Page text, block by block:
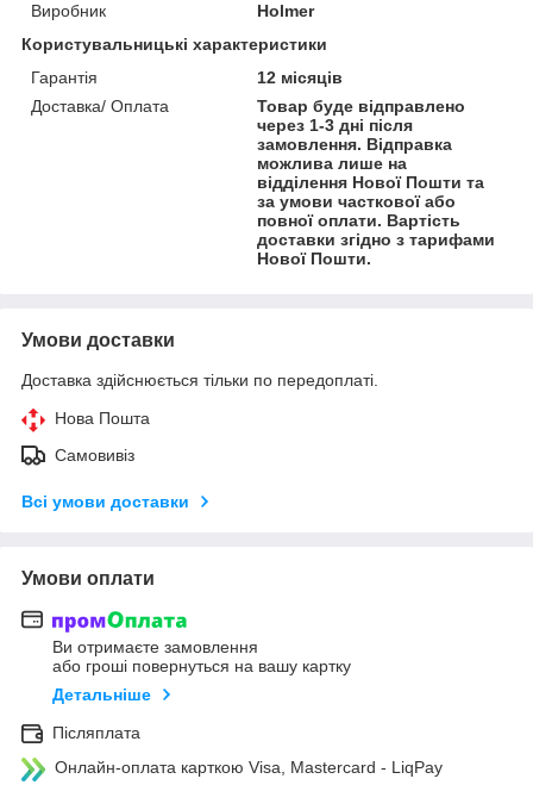
Виробник
Holmer
Користувальницькі характеристики
Гарантія
12 місяців
Доставка/ Оплата
Товар буде відправлено
через 1-3 дні після
замовлення. Відправка
можлива лише на
відділення Нової Пошти та
за умови часткової або
повної оплати. Вартість
доставки згідно з тарифами
Нової Пошти.
Умови доставки
Доставка здійснюється тільки по передоплаті.
Нова Пошта
Самовивіз
Всі умови доставки
Умови оплати
Ви отримаєте замовлення
або гроші повернуться на вашу картку
Детальніше
Післяплата
Онлайн-оплата карткою Visa, Mastercard - LiqPay